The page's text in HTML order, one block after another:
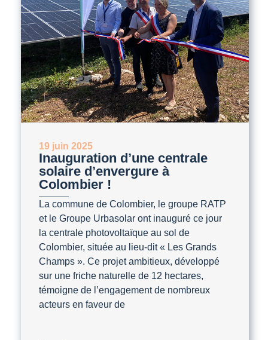
19 juin 2025
Inauguration d’une centrale
solaire d’envergure à
Colombier !
La commune de Colombier, le groupe RATP
et le Groupe Urbasolar ont inauguré ce jour
la centrale photovoltaïque au sol de
Colombier, située au lieu-dit « Les Grands
Champs ». Ce projet ambitieux, développé
sur une friche naturelle de 12 hectares,
témoigne de l’engagement de nombreux
acteurs en faveur de